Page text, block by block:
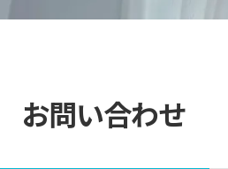
お問い合わせ